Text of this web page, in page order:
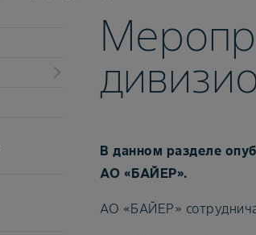
В данном разделе
АО «БАЙЕР».
АО «БАЙЕР»